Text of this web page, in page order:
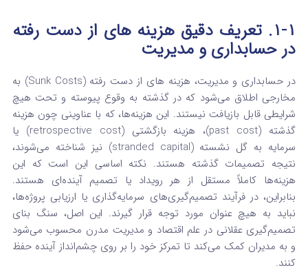
۱-۱. تعریف دقیق هزینه های از دست رفته
در حسابداری و مدیریت
در حسابداری و مدیریت، هزینه های از دست رفته
(Sunk Costs) به
مخارجی اطلاق می‌شود که در گذشته به وقوع پیوسته و تحت هیچ
شرایطی قابل بازیافت نیستند. این هزینه‌ها، که با عناوینی چون هزینه
گذشته (past cost)، هزینه بازگشتی (retrospective cost) یا
سرمایه به گل نشسته (stranded capital) نیز شناخته می‌شوند،
نتیجه تصمیمات گذشته هستند. نکته اساسی این است که این
هزینه‌ها کاملاً مستقل از هر رویداد یا تصمیم آینده‌ای هستند.
بنابراین، در فرآیند تصمیم‌گیری‌های سرمایه‌گذاری یا ارزیابی پروژه‌ها،
نباید به هیچ عنوان مورد توجه قرار گیرند. این اصل، سنگ بنای
تصمیم‌گیری عقلانی در علم اقتصاد و مدیریت مدرن محسوب می‌شود
و به مدیران کمک می‌کند تا تمرکز خود را بر روی چشم‌انداز آینده حفظ
کنند.